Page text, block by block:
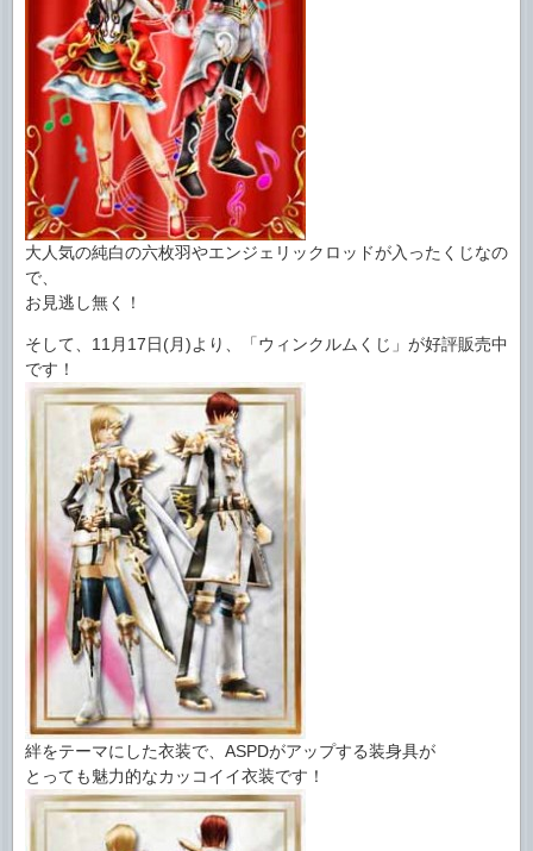
大人気の純白の六枚羽やエンジェリックロッドが入ったくじなの
で、
お見逃し無く！
そして、11月17日(月)より、「ウィンクルムくじ」が好評販売中
です！
絆をテーマにした衣装で、ASPDがアップする装身具が
とっても魅力的なカッコイイ衣装です！